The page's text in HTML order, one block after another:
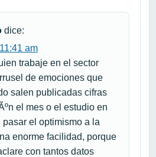
dice:
am
trabaje en el sector
de emociones que
salen publicadas cifras
el mes o el estudio en
pasar el optimismo a la
enorme facilidad, porque
con tantos datos